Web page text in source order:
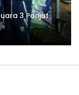
3 Panjat